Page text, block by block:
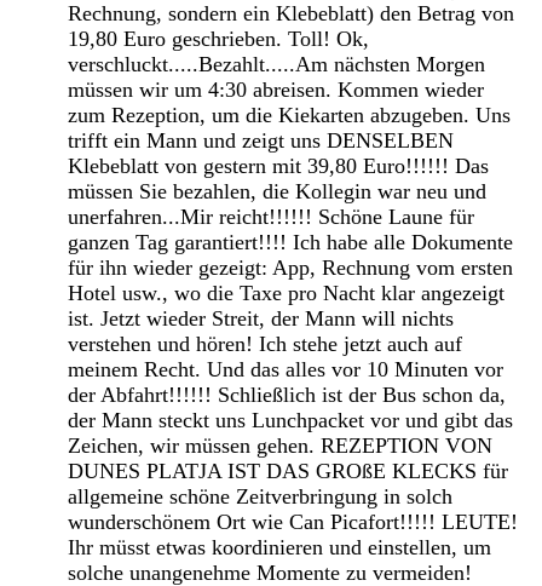
Rechnung, sondern ein Klebeblatt) den Betrag von
19,80 Euro geschrieben. Toll! Ok,
verschluckt.....Bezahlt.....Am nächsten Morgen
müssen wir um 4:30 abreisen. Kommen wieder
zum Rezeption, um die Kiekarten abzugeben. Uns
trifft ein Mann und zeigt uns DENSELBEN
Klebeblatt von gestern mit 39,80 Euro!!!!!! Das
müssen Sie bezahlen, die Kollegin war neu und
unerfahren...Mir reicht!!!!!! Schöne Laune für
ganzen Tag garantiert!!!! Ich habe alle Dokumente
für ihn wieder gezeigt: App, Rechnung vom ersten
Hotel usw., wo die Taxe pro Nacht klar angezeigt
ist. Jetzt wieder Streit, der Mann will nichts
verstehen und hören! Ich stehe jetzt auch auf
meinem Recht. Und das alles vor 10 Minuten vor
der Abfahrt!!!!!! Schließlich ist der Bus schon da,
der Mann steckt uns Lunchpacket vor und gibt das
Zeichen, wir müssen gehen. REZEPTION VON
DUNES PLATJA IST DAS GROßE KLECKS für
allgemeine schöne Zeitverbringung in solch
wunderschönem Ort wie Can Picafort!!!!! LEUTE!
Ihr müsst etwas koordinieren und einstellen, um
solche unangenehme Momente zu vermeiden!